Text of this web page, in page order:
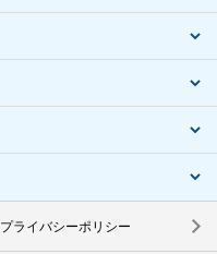
プライバシーポリシー